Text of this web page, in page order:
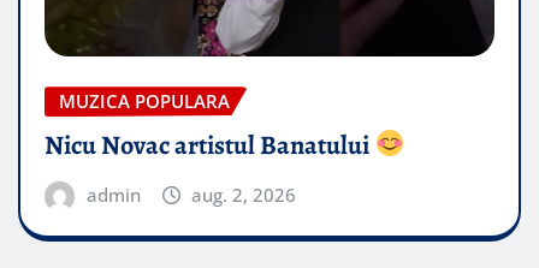
MUZICA POPULARA
Nicu Novac artistul Banatului
admin aug. 2, 2026